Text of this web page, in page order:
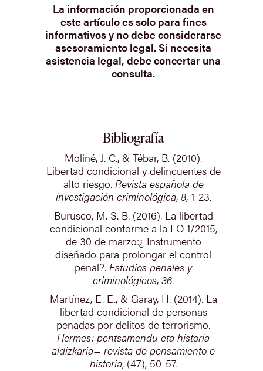
La información proporcionada en
este artículo es solo para fines
informativos y no debe considerarse
asesoramiento legal. Si necesita
asistencia legal, debe concertar una
consulta.
Bibliografía
Moliné, J. C., & Tébar, B. (2010).
Libertad condicional y delincuentes de
alto riesgo. Revista española de
investigación criminológica, 8, 1-23.
Burusco, M. S. B. (2016). La libertad
condicional conforme a la LO 1/2015,
de 30 de marzo:¿ Instrumento
diseñado para prolongar el control
penal?. Estudios penales y
criminológicos,36.
Martínez, E. E., & Garay, H. (2014). La
libertad condicional de personas
penadas por delitos de terrorismo.
Hermes: pentsamendu eta historia
aldizkaria= revista de pensamiento e
historia, (47), 50-57.